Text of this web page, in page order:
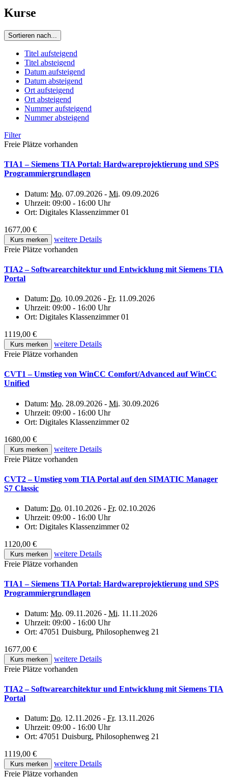
Kurse
Sortieren nach...
Titel aufsteigend
Titel absteigend
Datum aufsteigend
Datum absteigend
Ort aufsteigend
Ort absteigend
Nummer aufsteigend
Nummer absteigend
Filter
Freie Plätze vorhanden
TIA1 – Siemens TIA Portal: Hardwareprojektierung und SPS
Programmiergrundlagen
Datum: Mo. 07.09.2026 - Mi. 09.09.2026
Uhrzeit: 09:00 - 16:00 Uhr
Ort: Digitales Klassenzimmer 01
1677,00 €
Kurs merken
weitere Details
Freie Plätze vorhanden
TIA2 – Softwarearchitektur und Entwicklung mit Siemens TIA
Portal
Datum: Do. 10.09.2026 - Fr. 11.09.2026
Uhrzeit: 09:00 - 16:00 Uhr
Ort: Digitales Klassenzimmer 01
1119,00 €
Kurs merken
weitere Details
Freie Plätze vorhanden
CVT1 – Umstieg von WinCC Comfort/Advanced auf WinCC
Unified
Datum: Mo. 28.09.2026 - Mi. 30.09.2026
Uhrzeit: 09:00 - 16:00 Uhr
Ort: Digitales Klassenzimmer 02
1680,00 €
Kurs merken
weitere Details
Freie Plätze vorhanden
CVT2 – Umstieg vom TIA Portal auf den SIMATIC Manager
S7 Classic
Datum: Do. 01.10.2026 - Fr. 02.10.2026
Uhrzeit: 09:00 - 16:00 Uhr
Ort: Digitales Klassenzimmer 02
1120,00 €
Kurs merken
weitere Details
Freie Plätze vorhanden
TIA1 – Siemens TIA Portal: Hardwareprojektierung und SPS
Programmiergrundlagen
Datum: Mo. 09.11.2026 - Mi. 11.11.2026
Uhrzeit: 09:00 - 16:00 Uhr
Ort: 47051 Duisburg, Philosophenweg 21
1677,00 €
Kurs merken
weitere Details
Freie Plätze vorhanden
TIA2 – Softwarearchitektur und Entwicklung mit Siemens TIA
Portal
Datum: Do. 12.11.2026 - Fr. 13.11.2026
Uhrzeit: 09:00 - 16:00 Uhr
Ort: 47051 Duisburg, Philosophenweg 21
1119,00 €
Kurs merken
weitere Details
Freie Plätze vorhanden